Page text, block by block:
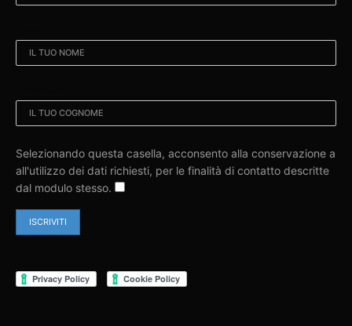
Selezionando questa casella, acconsento alla conservazione a
all'utilizzo dei dati richiesti, per le finalità di contatto descritte
dal modulo stesso.